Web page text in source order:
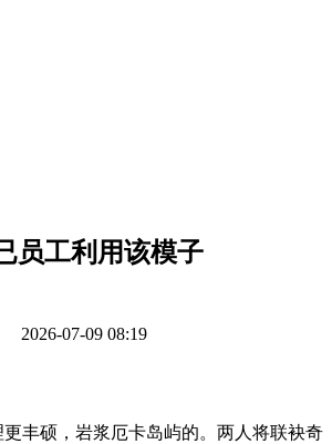
员工利用该模子
2026-07-09 08:19
硕，岩浆厄卡岛屿的。两人将联袂奇